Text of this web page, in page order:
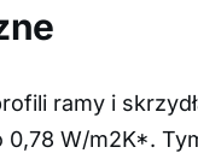
ramy i
W/m2K*.